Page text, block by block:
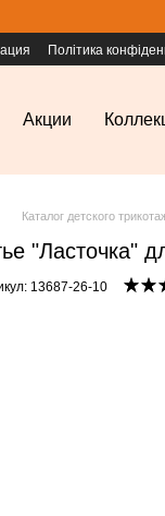
Політика
Акции
Каталог детского
"Ласточка"
13687-26-10